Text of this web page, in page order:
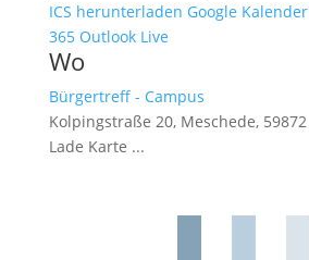
ICS herunterladen Google Kalender
365 Outlook Live
Wo
Bürgertreff - Campus
Kolpingstraße 20, Meschede, 59872
Lade Karte ...